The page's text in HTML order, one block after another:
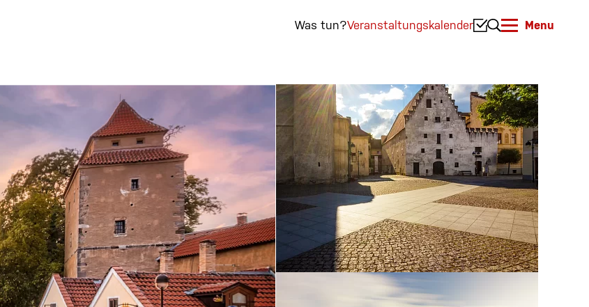
Was tun?Veranstaltungskalender Menu